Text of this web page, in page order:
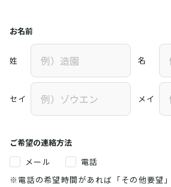
お名前
姓 名
セイ メイ
ご希望の連絡方法
メール
電話
※電話の希望時間があれば「その他要望